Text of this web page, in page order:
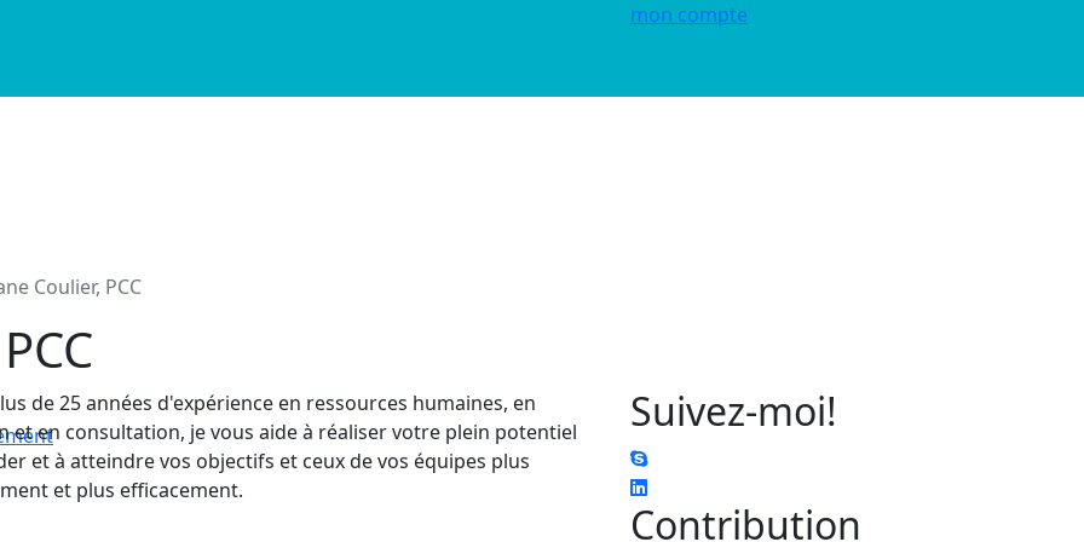
mon compte
Coulier, PCC
de 25 années d'expérience en ressources humaines, en
et en consultation, je vous aide à réaliser votre plein potentiel
et à atteindre vos objectifs et ceux de vos équipes plus
et plus efficacement.
Suivez-moi!
Contribution